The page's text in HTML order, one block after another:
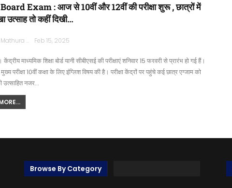
Exam : आज से 10वीं और 12वीं की परीक्षा शुरू , छात्रों में
उत्साह तो कहीं दिखी…
Rajpath Mathura Feb 15, 2025
माध्यमिक शिक्षा बोर्ड यानी सीबीएसई की परीक्षाएं शनिवार 15 फरवरी से प्रारंभ हो गई हैं।
परीक्षा 10वीं कक्षा के लिए इंग्लिश विषय की है। परीक्षा केंद्रों पर पहुंचे कई छात्र एग्जाम को
नजर…
Browse By Category